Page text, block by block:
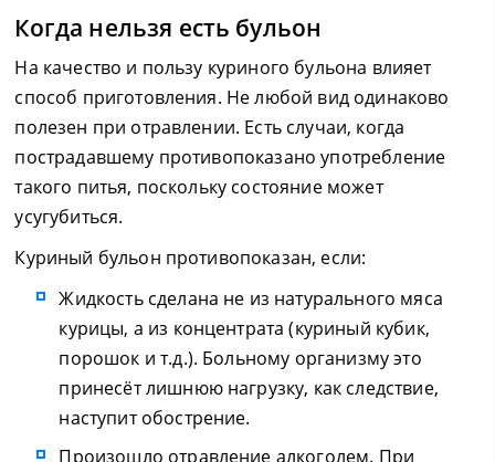
Когда нельзя есть бульон
На качество и пользу куриного бульона влияет
способ приготовления. Не любой вид одинаково
полезен при отравлении. Есть случаи, когда
пострадавшему противопоказано употребление
такого питья, поскольку состояние может
усугубиться.
Куриный бульон противопоказан, если:
Жидкость сделана не из натурального мяса
курицы, а из концентрата (куриный кубик,
порошок и т.д.). Больному организму это
принесёт лишнюю нагрузку, как следствие,
наступит обострение.
Произошло отравление алкоголем. При